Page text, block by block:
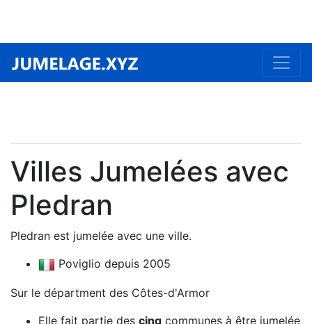
Villes Jumelées avec
Pledran
Pledran est jumelée avec une ville.
Poviglio depuis 2005
Sur le départment des Côtes-d'Armor
Elle fait partie des cinq communes à être jumelée